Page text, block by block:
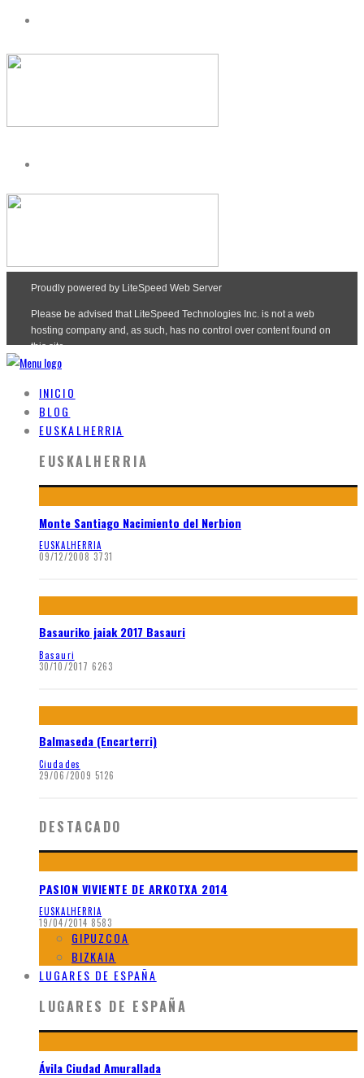
INICIO
BLOG
EUSKALHERRIA
EUSKALHERRIA
Monte Santiago Nacimiento del Nerbion
EUSKALHERRIA
09/12/2008 3731
Basauriko jaiak 2017 Basauri
Basauri
30/10/2017 6263
Balmaseda (Encarterri)
Ciudades
29/06/2009 5126
DESTACADO
PASION VIVIENTE DE ARKOTXA 2014
EUSKALHERRIA
19/04/2014 8583
GIPUZCOA
BIZKAIA
LUGARES DE ESPAÑA
LUGARES DE ESPAÑA
Ávila Ciudad Amurallada